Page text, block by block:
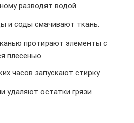
разводят водой.
и соды смачивают ткань.
протирают элементы с
плесенью.
часов запускают стирку.
удаляют остатки грязи